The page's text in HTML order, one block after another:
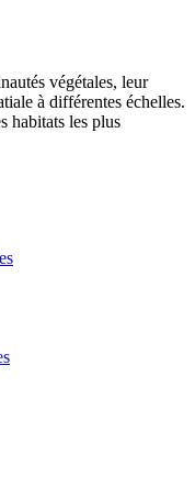
végétales, leur
à différentes échelles.
habitats les plus